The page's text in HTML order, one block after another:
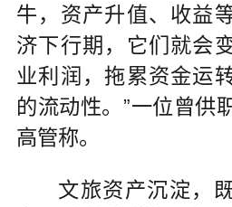
牛，资产升值、收益
济下行期，它们就会
业利润，拖累资金运
的流动性。”一位曾供
高管称。
文旅资产沉淀，